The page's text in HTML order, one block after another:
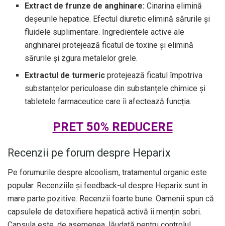
Extract de frunze de anghinare: Cinarina elimină
deșeurile hepatice. Efectul diuretic elimină sărurile și
fluidele suplimentare. Ingredientele active ale
anghinarei protejează ficatul de toxine și elimină
sărurile și zgura metalelor grele.
Extractul de turmeric protejează ficatul împotriva
substanțelor periculoase din substanțele chimice și
tabletele farmaceutice care îi afectează funcția.
PRET 50% REDUCERE
Recenzii pe forum despre Heparix
Pe forumurile despre alcoolism, tratamentul organic este
popular. Recenziile și feedback-ul despre Heparix sunt în
mare parte pozitive. Recenzii foarte bune. Oamenii spun că
capsulele de detoxifiere hepatică activă îi mențin sobri.